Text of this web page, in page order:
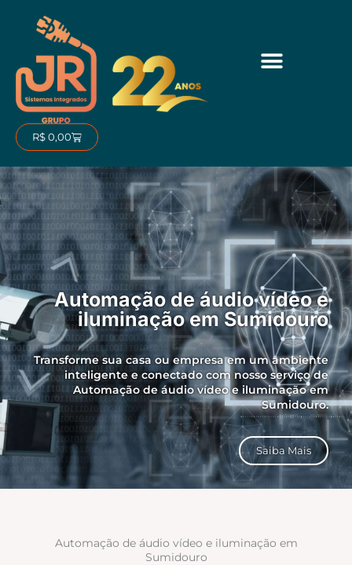
conteúdo
R$0,00Carrinho
Automação de áudio vídeo e
iluminação em Sumidouro
Transforme sua casa ou empresa em um ambiente
inteligente e conectado com nosso serviço de
Automação de áudio vídeo e iluminação em
Sumidouro.
Saiba Mais
Automação de áudio vídeo e iluminação em
Sumidouro